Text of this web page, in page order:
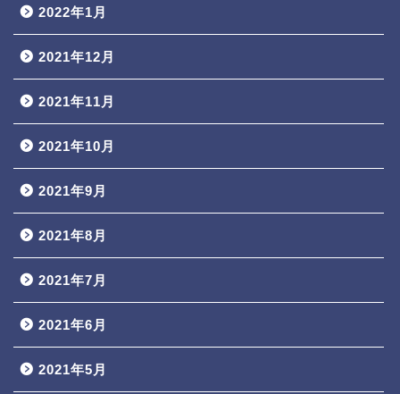
2022年1月
2021年12月
2021年11月
2021年10月
2021年9月
2021年8月
2021年7月
2021年6月
2021年5月